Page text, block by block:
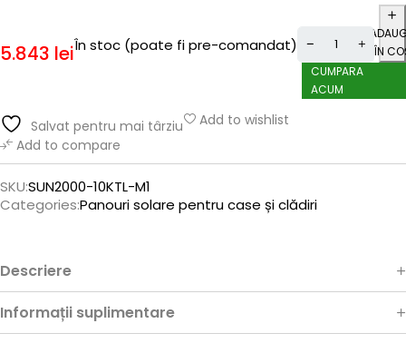
5.843 leiÎn stoc (poate fi pre-comandat)
ÎN
CUMPARA
ACUM
Salvat pentru mai târziu
Add to wishlist
Add to compare
SKU:SUN2000-10KTL-M1
Categories:Panouri solare pentru case și clădiri
Descriere
Informații suplimentare